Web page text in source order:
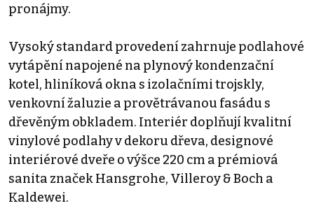
pronájmy.
Vysoký standard provedení zahrnuje podlahové
vytápění napojené na plynový kondenzační
kotel, hliníková okna s izolačními trojskly,
venkovní žaluzie a provětrávanou fasádu s
dřevěným obkladem. Interiér doplňují kvalitní
vinylové podlahy v dekoru dřeva, designové
interiérové ​​dveře o výšce 220 cm a prémiová
sanita značek Hansgrohe, Villeroy & Boch a
Kaldewei.